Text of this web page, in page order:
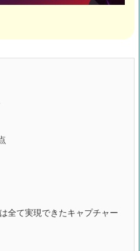
全て実現できたキャプチャー